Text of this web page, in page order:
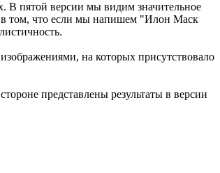
В пятой версии мы видим значительное
в том, что если мы напишем "Илон Маск
на которых присутствовало
представлены результаты в версии